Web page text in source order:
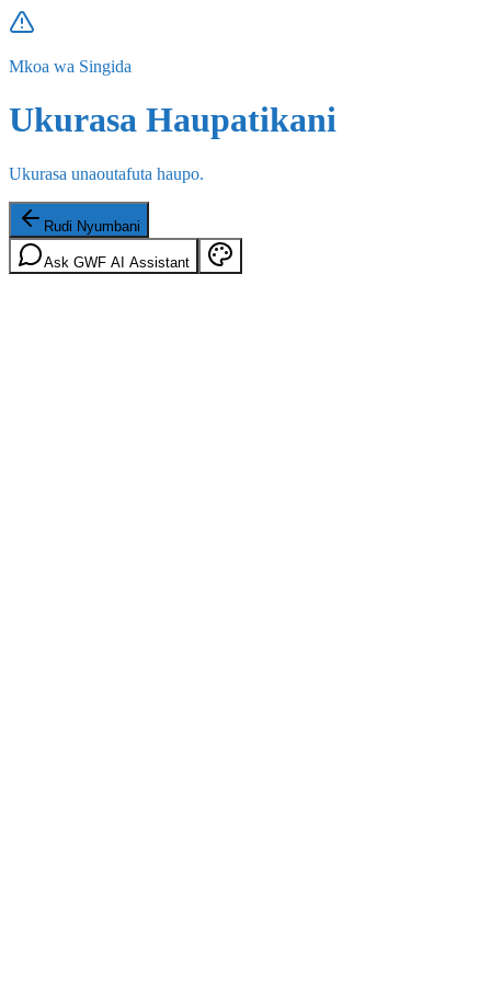
Mkoa wa Singida
Ukurasa Haupatikani
Ukurasa unaoutafuta haupo.
Rudi Nyumbani
Ask GWF AI Assistant